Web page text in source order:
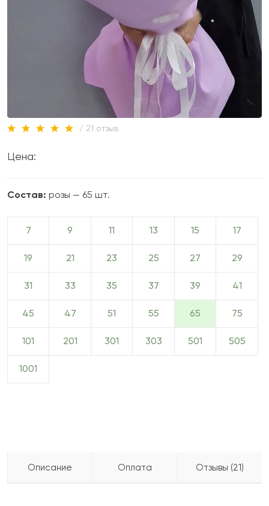
/ 21 отзыв
Цена:
Состав: розы — 65 шт.
7 9 11 13 15 17
19 21 23 25 27 29
31 33 35 37 39 41
45 47 51 55 65 75
101 201 301 303 501 505
1001
Описание Оплата Отзывы (21)